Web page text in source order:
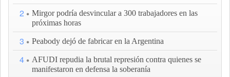
2
Mirgor podría desvincular a 300 trabajadores en las
próximas horas
3 Peabody dejó de fabricar en la Argentina
4
AFUDI repudia la brutal represión contra quienes se
manifestaron en defensa la soberanía